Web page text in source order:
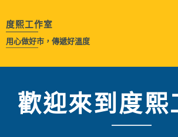
度熙工作室
用心做好市，傳遞好溫度
歡迎來到度熙